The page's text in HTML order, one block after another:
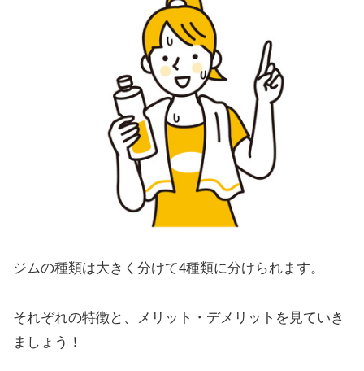
ジムの種類は大きく分けて4種類に分けられます。
それぞれの特徴と、メリット・デメリットを見ていき
ましょう！